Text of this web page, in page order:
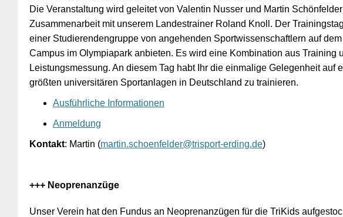
Die Veranstaltung wird geleitet von Valentin Nusser und Martin
Zusammenarbeit mit unserem Landestrainer Roland Knoll. Der
einer Studierendengruppe von angehenden Sportwissenschaftlern auf
Campus im Olympiapark anbieten. Es wird eine Kombination aus Training
Leistungsmessung. An diesem Tag habt Ihr die einmalige Gelegenheit auf
größten universitären Sportanlagen in Deutschland zu trainieren.
Ausführliche Informationen
Anmeldung
Kontakt: Martin (martin.schoenfelder@trisport-erding.de)
+++ Neoprenanzüge
Unser Verein hat den Fundus an Neoprenanzügen für die TriKids